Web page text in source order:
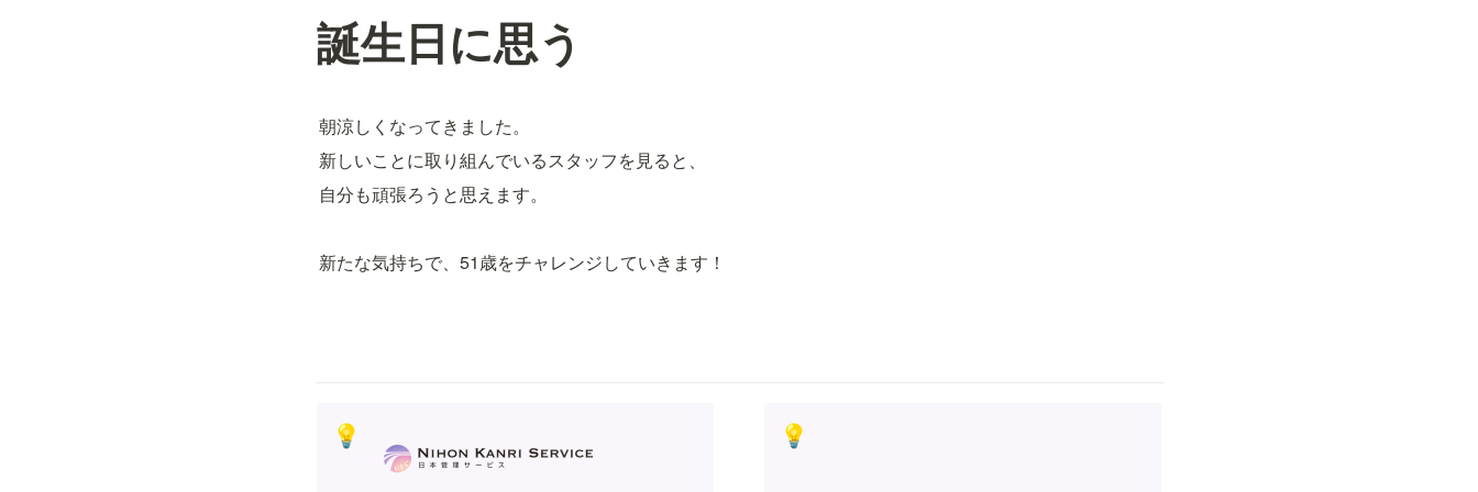
誕生日に思う
朝涼しくなってきました。
新しいことに取り組んでいるスタッフを見ると、
自分も頑張ろうと思えます。
新たな気持ちで、51歳をチャレンジしていきます！
💡 💡